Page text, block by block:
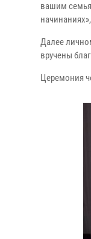
вашим
Далее
вручены
Церемония